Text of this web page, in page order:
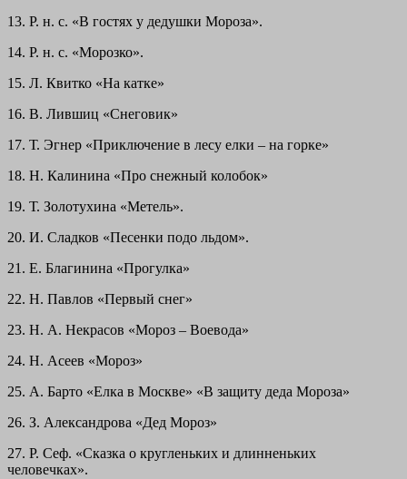
13. Р. н. с. «В гостях у дедушки Мороза».
14. Р. н. с. «Морозко».
15. Л. Квитко «На катке»
16. В. Лившиц «Снеговик»
17. Т. Эгнер «Приключение в лесу елки – на горке»
18. Н. Калинина «Про снежный колобок»
19. Т. Золотухина «Метель».
20. И. Сладков «Песенки подо льдом».
21. Е. Благинина «Прогулка»
22. Н. Павлов «Первый снег»
23. Н. А. Некрасов «Мороз – Воевода»
24. Н. Асеев «Мороз»
25. А. Барто «Елка в Москве» «В защиту деда Мороза»
26. З. Александрова «Дед Мороз»
27. Р. Сеф. «Сказка о кругленьких и длинненьких
человечках».